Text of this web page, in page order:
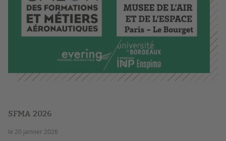
SFMA 2026
le 20 janvier 2026